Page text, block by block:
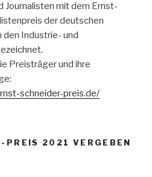
Journalisten mit dem Ernst-
der deutschen
Industrie- und
Preisträger und ihre
schneider-preis.de/
PREIS 2021 VERGEBEN